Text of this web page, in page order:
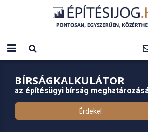
BÍRSÁGKALKULÁTOR
az építésügyi bírság
Érdekel